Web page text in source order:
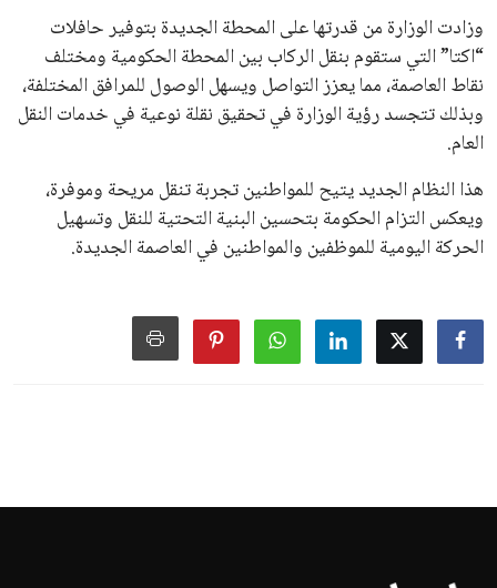
وزادت الوزارة من قدرتها على المحطة الجديدة بتوفير حافلات
“اكتا” التي ستقوم بنقل الركاب بين المحطة الحكومية ومختلف
نقاط العاصمة، مما يعزز التواصل ويسهل الوصول للمرافق المختلفة،
وبذلك تتجسد رؤية الوزارة في تحقيق نقلة نوعية في خدمات النقل
العام.
هذا النظام الجديد يتيح للمواطنين تجربة تنقل مريحة وموفرة،
ويعكس التزام الحكومة بتحسين البنية التحتية للنقل وتسهيل
الحركة اليومية للموظفين والمواطنين في العاصمة الجديدة.